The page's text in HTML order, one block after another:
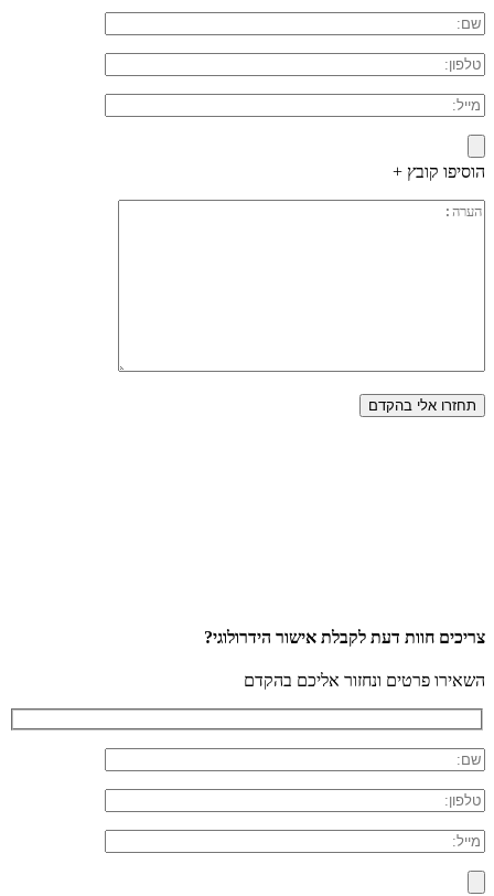
הוסיפו קובץ +
צריכים חוות דעת לקבלת אישור הידרולוגי?
השאירו פרטים ונחזור אליכם בהקדם